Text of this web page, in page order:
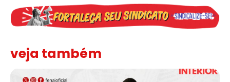
veja também
Assinada nova CCT de jornais e revistas do interior